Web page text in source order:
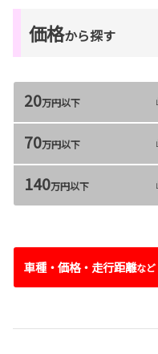
価格から探す
20万円以下
70万円以下
140万円以下
車種・価格・走行距離など